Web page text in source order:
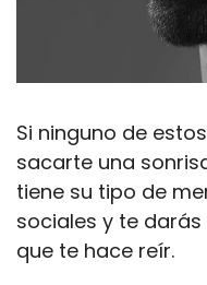
Si ninguno de
sacarte una
tiene su tipo de
sociales y te
que te hace reír.